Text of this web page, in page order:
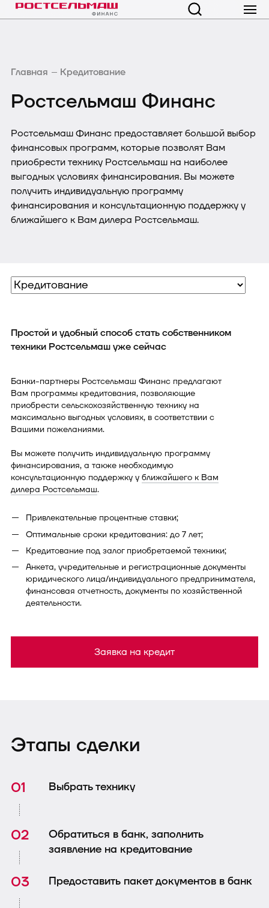
Главная Кредитование
Ростсельмаш Финанс
Ростсельмаш Финанс предоставляет большой выбор
финансовых программ, которые позволят Вам
приобрести технику Ростсельмаш на наиболее
выгодных условиях финансирования. Вы можете
получить индивидуальную программу
финансирования и консультационную поддержку у
ближайшего к Вам дилера Ростсельмаш.
Простой и удобный способ стать собственником
техники Ростсельмаш уже сейчас
Банки-партнеры Ростсельмаш Финанс предлагают
Вам программы кредитования, позволяющие
приобрести сельскохозяйственную технику на
максимально выгодных условиях, в соответствии с
Вашими пожеланиями.
Вы можете получить индивидуальную программу
финансирования, а также необходимую
консультационную поддержку у ближайшего к Вам
дилера Ростсельмаш.
Привлекательные процентные ставки;
Оптимальные сроки кредитования: до 7 лет;
Кредитование под залог приобретаемой техники;
Анкета, учредительные и регистрационные документы
юридического лица/индивидуального предпринимателя,
финансовая отчетность, документы по хозяйственной
деятельности.
Заявка на кредит
Этапы сделки
Выбрать технику
Обратиться в банк, заполнить
заявление на кредитование
Предоставить пакет документов в банк